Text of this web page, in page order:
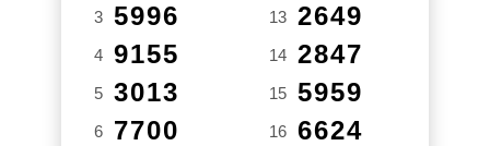
3 5996
4 9155
5 3013
6 7700
13 2649
14 2847
15 5959
16 6624